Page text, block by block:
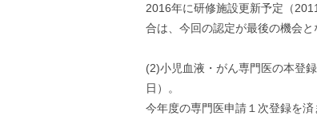
2016年に研修施設更新予定（
合は、今回の認定が最後の機会と
(2)小児血液・がん専門医の本登
日）。
今年度の専門医申請１次登録を